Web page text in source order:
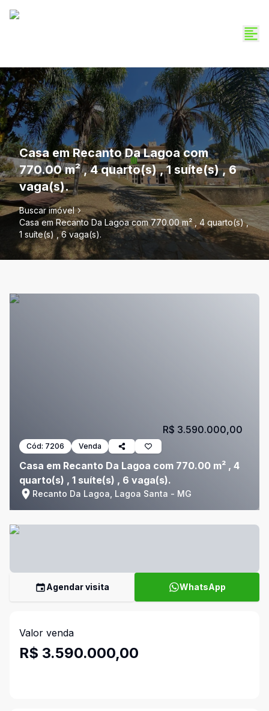
Casa em Recanto Da Lagoa com
770.00 m² , 4 quarto(s) , 1 suíte(s) , 6
vaga(s).
Buscar imóvel
Casa em Recanto Da Lagoa com 770.00 m² , 4 quarto(s) ,
1 suíte(s) , 6 vaga(s).
Cód: 7206 Venda
Casa em Recanto Da Lagoa com 770.00 m² , 4
quarto(s) , 1 suíte(s) , 6 vaga(s).
Recanto Da Lagoa, Lagoa Santa - MG
R$ 3.590.000,00
Agendar visita WhatsApp
Valor venda
R$ 3.590.000,00